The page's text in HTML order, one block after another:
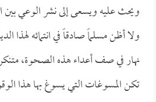
ويحث عليه ويسعى إلى نشر الوعي بين
ولا أظن مسلماً صادقاً في انتمائه
نهار في صف أعداء هذه الصحوة، متنكراً
تكن المسوغات التي يسوغ بها هذا